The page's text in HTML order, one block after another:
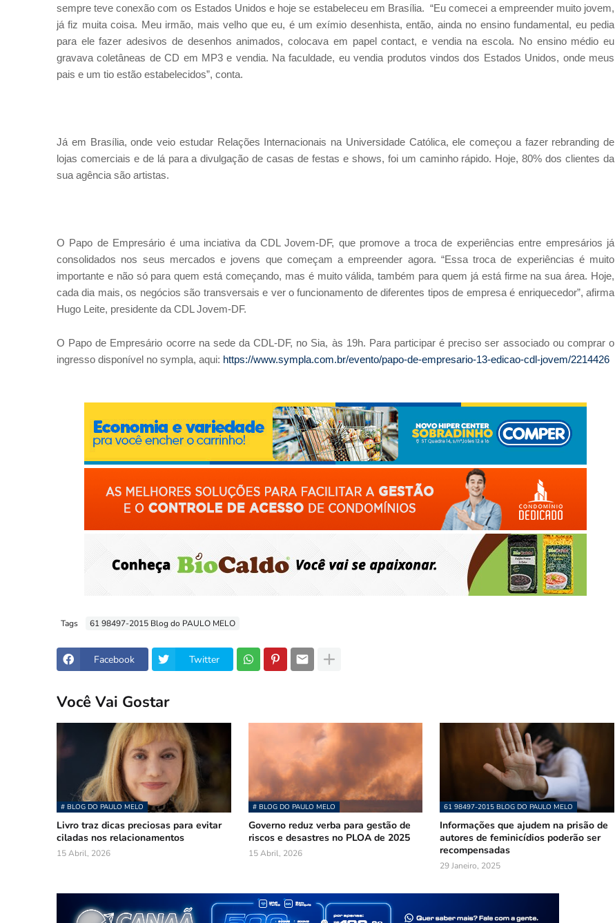
sempre teve conexão com os Estados Unidos e hoje se estabeleceu em Brasília. “Eu comecei a empreender muito jovem,
já fiz muita coisa. Meu irmão, mais velho que eu, é um exímio desenhista, então, ainda no ensino fundamental, eu pedia
para ele fazer adesivos de desenhos animados, colocava em papel contact, e vendia na escola. No ensino médio eu
gravava coletâneas de CD em MP3 e vendia. Na faculdade, eu vendia produtos vindos dos Estados Unidos, onde meus
pais e um tio estão estabelecidos”, conta.
Já em Brasília, onde veio estudar Relações Internacionais na Universidade Católica, ele começou a fazer rebranding de
lojas comerciais e de lá para a divulgação de casas de festas e shows, foi um caminho rápido. Hoje, 80% dos clientes da
sua agência são artistas.
O Papo de Empresário é uma inciativa da CDL Jovem-DF, que promove a troca de experiências entre empresários já
consolidados nos seus mercados e jovens que começam a empreender agora. “Essa troca de experiências é muito
importante e não só para quem está começando, mas é muito válida, também para quem já está firme na sua área. Hoje,
cada dia mais, os negócios são transversais e ver o funcionamento de diferentes tipos de empresa é enriquecedor”, afirma
Hugo Leite, presidente da CDL Jovem-DF.
O Papo de Empresário ocorre na sede da CDL-DF, no Sia, às 19h. Para participar é preciso ser associado ou comprar o
ingresso disponível no sympla, aqui: https://www.sympla.com.br/evento/papo-de-empresario-13-edicao-cdl-jovem/2214426
Tags 61 98497-2015 Blog do PAULO MELO
Facebook Twitter
Você Vai Gostar
# BLOG DO PAULO MELO
Livro traz dicas preciosas para evitar
ciladas nos relacionamentos
15 Abril, 2026
# BLOG DO PAULO MELO
Governo reduz verba para gestão de
riscos e desastres no PLOA de 2025
15 Abril, 2026
61 98497-2015 BLOG DO PAULO MELO
Informações que ajudem na prisão de
autores de feminicídios poderão ser
recompensadas
29 Janeiro, 2025